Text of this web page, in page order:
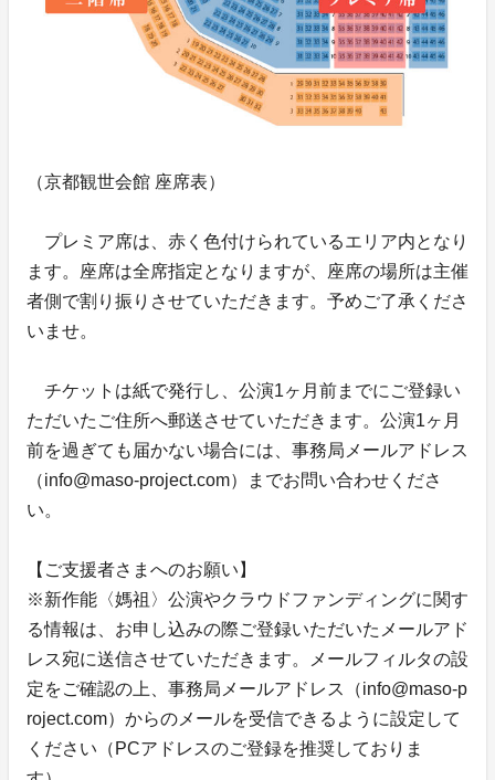
（京都観世会館 座席表）
プレミア席は、赤く色付けられているエリア内となり
ます。座席は全席指定となりますが、座席の場所は主催
者側で割り振りさせていただきます。予めご了承くださ
いませ。
チケットは紙で発行し、公演1ヶ月前までにご登録い
ただいたご住所へ郵送させていただきます。公演1ヶ月
前を過ぎても届かない場合には、事務局メールアドレス
（info@maso-project.com）までお問い合わせくださ
い。
【ご支援者さまへのお願い】
※新作能〈媽祖〉公演やクラウドファンディングに関す
る情報は、お申し込みの際ご登録いただいたメールアド
レス宛に送信させていただきます。メールフィルタの設
定をご確認の上、事務局メールアドレス（info@maso-p
roject.com）からのメールを受信できるように設定して
ください（PCアドレスのご登録を推奨しておりま